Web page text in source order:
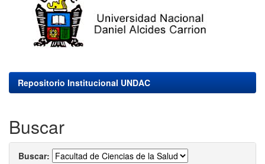
Repositorio Institucional UNDAC
Buscar
Buscar: